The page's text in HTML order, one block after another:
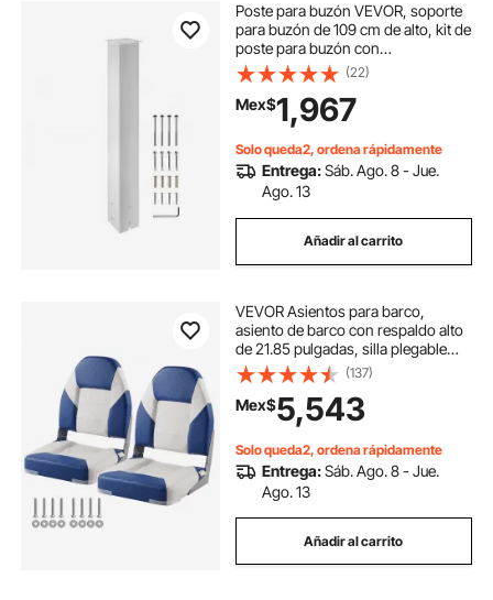
Poste para buzón VEVOR, soporte
para buzón de 109 cm de alto, kit de
poste para buzón con
recubrimiento en polvo blanco,
soporte de acero Q235, poste de
montaje en superficie para aceras y
calles, poste universal para buzón
exterior.
(22)
Mex$1,967
Solo queda2, ordena rápidamente
Entrega:Sáb. Ago. 8 - Jue.
Ago. 13
Añadir al carrito
VEVOR Asientos para barco,
asiento de barco con respaldo alto
de 21.85 pulgadas, silla plegable
para barco con acolchado de
esponja espesa y bisagra, sillas
plegables para capitán de barco
para barco
(137)
Mex$5,543
Solo queda2, ordena rápidamente
Entrega:Sáb. Ago. 8 - Jue.
Ago. 13
Añadir al carrito